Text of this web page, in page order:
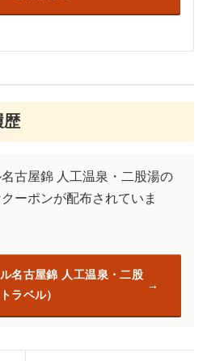
歴
古屋錦 人工温泉・二股湯の
ーポンが配布されていま
名古屋錦 人工温泉・二股
ラベル）